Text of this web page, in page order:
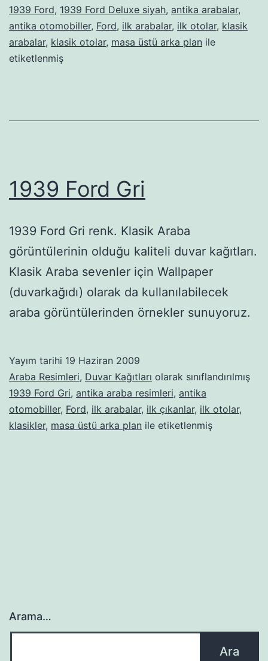
1939 Ford, 1939 Ford Deluxe siyah, antika arabalar,
antika otomobiller, Ford, ilk arabalar, ilk otolar, klasik
arabalar, klasik otolar, masa üstü arka plan ile
etiketlenmiş
1939 Ford Gri
1939 Ford Gri renk. Klasik Araba
görüntülerinin olduğu kaliteli duvar kağıtları.
Klasik Araba sevenler için Wallpaper
(duvarkağıdı) olarak da kullanılabilecek
araba görüntülerinden örnekler sunuyoruz.
Yayım tarihi 19 Haziran 2009
Araba Resimleri, Duvar Kağıtları olarak sınıflandırılmış
1939 Ford Gri, antika araba resimleri, antika
otomobiller, Ford, ilk arabalar, ilk çıkanlar, ilk otolar,
klasikler, masa üstü arka plan ile etiketlenmiş
Arama…